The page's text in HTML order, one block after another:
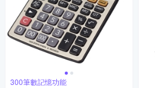
300筆數記憶功能